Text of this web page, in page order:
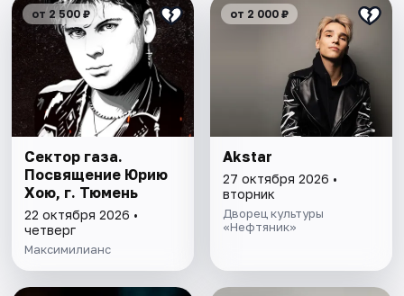
от 2 500 ₽
Сектор газа.
Посвящение Юрию
Хою, г. Тюмень
22 октября 2026 •
четверг
Максимилианс
от 2 000 ₽
Akstar
27 октября 2026 •
вторник
Дворец культуры
«Нефтяник»